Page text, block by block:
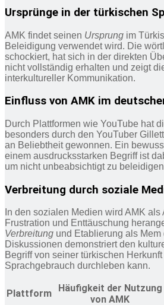
Ursprünge in der türkischen
AMK findet seinen Ursprung im
Beleidigung verwendet wird. Die
schockiert, hat sich in der direkten
nicht vollständig erhalten und zeigt
interkultureller Kommunikation.
Einfluss von AMK im
Durch Plattformen wie YouTube hat
besonders durch den YouTuber
an Beliebtheit gewonnen. Ein
einem ausdrucksstarken Begriff ist
um nicht unbeabsichtigt zu
Verbreitung durch soziale
In den sozialen Medien wird AMK als
Frustration und Enttäuschung
Verbreitung und Etablierung als Mem
Diskussionen demonstriert den
Begriff von seiner türkischen
Sprachgebrauch durchleben kann.
Plattform
Häufigkeit der Nutzung
von AMK